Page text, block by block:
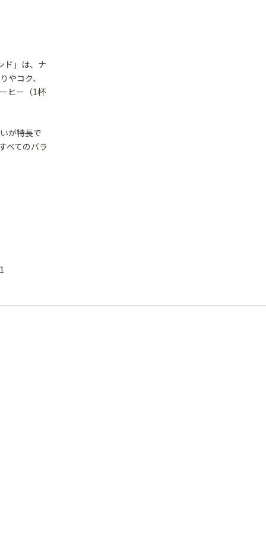
ド」は、ナ
コク、
ヒー（1杯
が特長で
べてのバラ